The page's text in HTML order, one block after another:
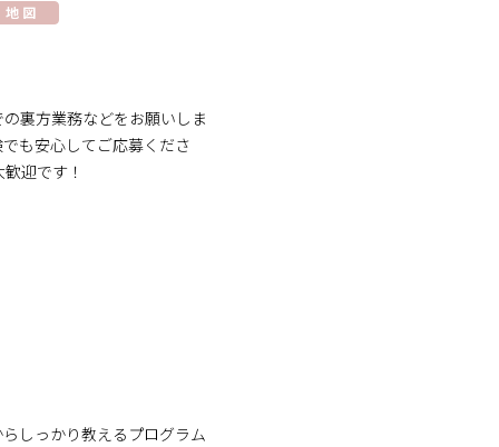
地 図
裏方業務などをお願いしま
も安心してご応募くださ
迎です！
しっかり教えるプログラム